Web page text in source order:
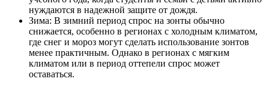
нуждаются в надежной защите от дождя.
Зима: В зимний период спрос на зонты обычно
снижается, особенно в регионах с холодным климатом,
где снег и мороз могут сделать использование зонтов
менее практичным. Однако в регионах с мягким
климатом или в период оттепели спрос может
оставаться.